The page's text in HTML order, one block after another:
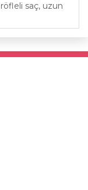
saç, uzun